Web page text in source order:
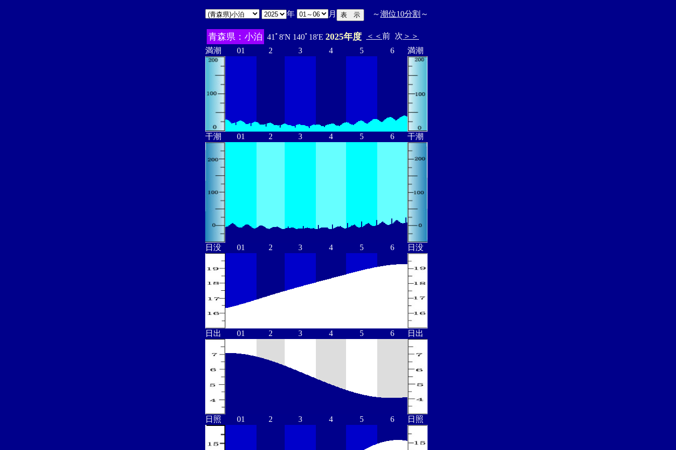
年 月 ～潮位10分割 ～
青森県：小泊 41ﾟ8'N 140ﾟ18'E 2025年度 ＜＜ 前 次 ＞＞
満潮
01 2 3 4 5 6 満潮
干潮 01 2 3 4 5 6 干潮
日没 01 2 3 4 5 6 日没
日出 01 2 3 4 5 6 日出
日照 01 2 3 4 5 6 日照